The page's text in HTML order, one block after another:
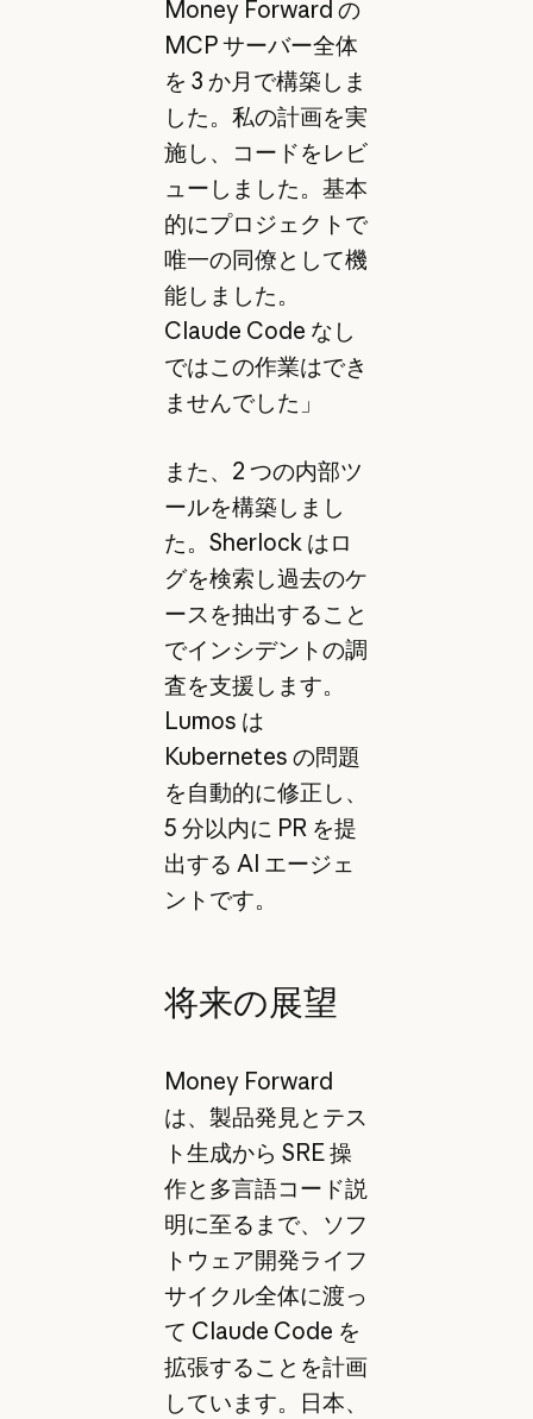
Money Forward の
MCP サーバー全体
を 3 か月で構築しま
した。私の計画を実
施し、コードをレビ
ューしました。基本
的にプロジェクトで
唯一の同僚として機
能しました。
Claude Code なし
ではこの作業はでき
ませんでした」
また、2 つの内部ツ
ールを構築しまし
た。Sherlock はロ
グを検索し過去のケ
ースを抽出すること
でインシデントの調
査を支援します。
Lumos は
Kubernetes の問題
を自動的に修正し、
5 分以内に PR を提
出する AI エージェ
ントです。
将来の展望
Money Forward
は、製品発見とテス
ト生成から SRE 操
作と多言語コード説
明に至るまで、ソフ
トウェア開発ライフ
サイクル全体に渡っ
て Claude Code を
拡張することを計画
しています。日本、